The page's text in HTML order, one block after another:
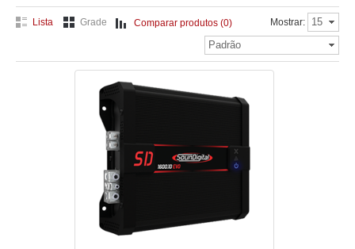
Lista Grade Comparar produtos (0) Mostrar:
15
Padrão